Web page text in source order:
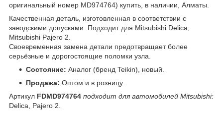
оригинальный номер MD974764) купить, в наличии, Алматы.
Качественная деталь, изготовленная в соответствии с
заводскими допусками. Подходит для Mitsubishi Delica,
Mitsubishi Pajero 2.
Своевременная замена детали предотвращает более
серьёзные и дорогостоящие поломки узла.
Состояние: Аналог (бренд Teikin), новый.
Продажа: Оптом и в розницу.
Артикул FDMD974764 подходит для автомобилей Mitsubishi:
Delica, Pajero 2.